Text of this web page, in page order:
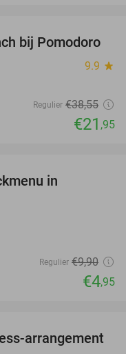
43%
bij Pomodoro
9.9 star
Regulier €38,55
€21 ,95
in
Regulier €9,90
€4,95
32%
arrangement